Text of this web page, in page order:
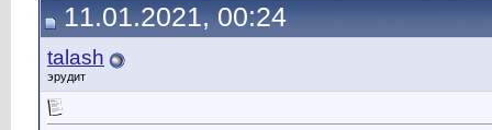
11.01.2021, 00:24
talash
эрудит